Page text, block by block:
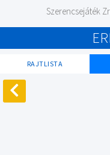
Szerencsejáték
RAJTLISTA